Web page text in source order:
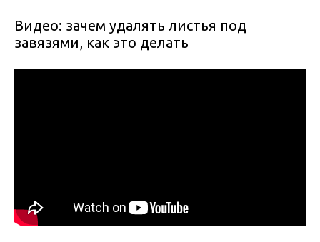
Видео: зачем удалять листья под
завязями, как это делать